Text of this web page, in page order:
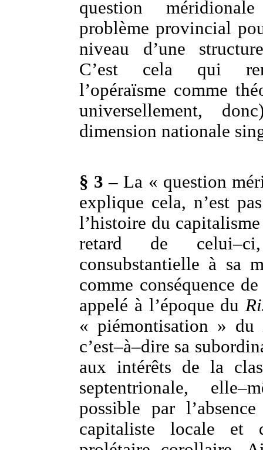
question
problème provincial
niveau d’une
C’est cela qui
l’opéraïsme comme
universellement,
dimension nationale
§ 3 – La « question
explique cela, n’est
l’histoire du
retard de
consubstantielle à sa
comme conséquence
appelé à l’époque du
« piémontisation » du
c’est–à–dire sa
aux intérêts de la
septentrionale,
possible par
capitaliste locale et